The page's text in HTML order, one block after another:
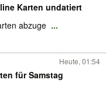
Karten undatiert
abzuge ...
Heute, 01:54
für Samstag